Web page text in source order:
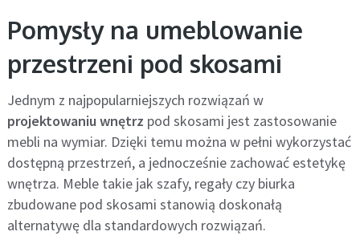
Pomysły na umeblowanie
przestrzeni pod skosami
Jednym z najpopularniejszych rozwiązań w
projektowaniu wnętrz pod skosami jest zastosowanie
mebli na wymiar. Dzięki temu można w pełni wykorzystać
dostępną przestrzeń, a jednocześnie zachować estetykę
wnętrza. Meble takie jak szafy, regały czy biurka
zbudowane pod skosami stanowią doskonałą
alternatywę dla standardowych rozwiązań.